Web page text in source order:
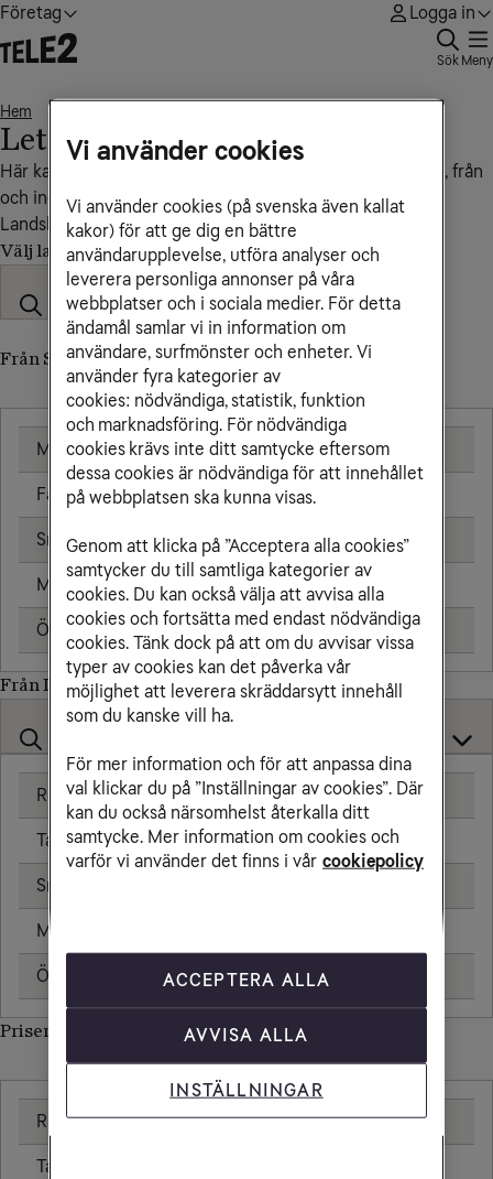
Företag Logga in
Sök Meny
Hem
Lettland
Här kan du se vad det kostar att ringa, sms:a och surfa till, från
och inom Lettland.
Landskod: +371
Välj land
Från Sverige till Lettland
Mobil 3,83 kr/min
Fast telefon 3,83 kr/min
Sms 1,91 kr
Mms 2,39 kr
Öppningsavgift 0,79 kr
Från Lettland till
Ringa samtal 0,00 kr/min
Ta emot samtal 0,00 kr/min
Sms
Mms
Öppningsavgift 0,00 kr
Priser inom Lettland
Ringa samtal 0,00 kr/min
Ta emot samtal
Vi använder cookies
Vi använder cookies (på svenska även kallat
kakor) för att ge dig en bättre
användarupplevelse, utföra analyser och
leverera personliga annonser på våra
webbplatser och i sociala medier. För detta
ändamål samlar vi in information om
användare, surfmönster och enheter. Vi
använder fyra kategorier av
cookies: nödvändiga, statistik, funktion
och marknadsföring. För nödvändiga
cookies krävs inte ditt samtycke eftersom
dessa cookies är nödvändiga för att innehållet
på webbplatsen ska kunna visas.
Genom att klicka på ”Acceptera alla cookies”
samtycker du till samtliga kategorier av
cookies. Du kan också välja att avvisa alla
cookies och fortsätta med endast nödvändiga
cookies. Tänk dock på att om du avvisar vissa
typer av cookies kan det påverka vår
möjlighet att leverera skräddarsytt innehåll
som du kanske vill ha.
För mer information och för att anpassa dina
val klickar du på ”Inställningar av cookies”. Där
kan du också närsomhelst återkalla ditt
samtycke. Mer information om cookies och
varför vi använder det finns i vår cookiepolicy
ACCEPTERA ALLA
AVVISA ALLA
INSTÄLLNINGAR